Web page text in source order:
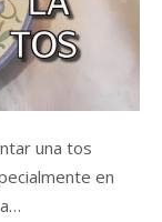
una tos
en